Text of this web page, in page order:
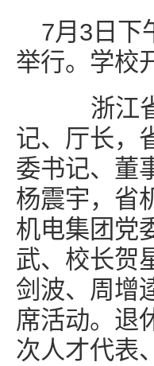
7月3日下
举行。学校
浙江省
记、厅长，
委书记、董
杨震宇，省
机电集团党
武、校长贺
剑波、周增
席活动。退
次人才代表